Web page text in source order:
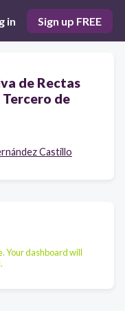
in Sign up FREE
de Rectas
de
Castillo
Your dashboard will